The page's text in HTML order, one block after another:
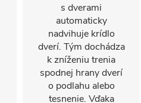
s dverami
automaticky
nadvihuje krídlo
dverí. Tým dochádza
k zníženiu trenia
spodnej hrany dverí
o podlahu alebo
tesnenie. Vďaka